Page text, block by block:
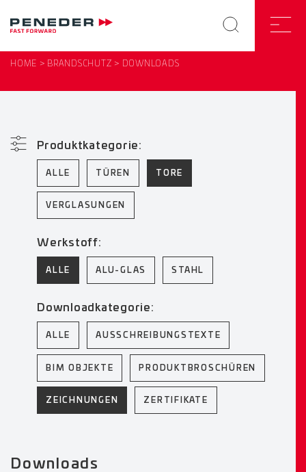
HOME BRANDSCHUTZ DOWNLOADS
Produktkategorie:
ALLE TÜREN TORE
VERGLASUNGEN
Werkstoff:
ALLE ALU-GLAS STAHL
Downloadkategorie:
ALLE AUSSCHREIBUNGSTEXTE
BIM OBJEKTE PRODUKTBROSCHÜREN
ZEICHNUNGEN ZERTIFIKATE
Downloads